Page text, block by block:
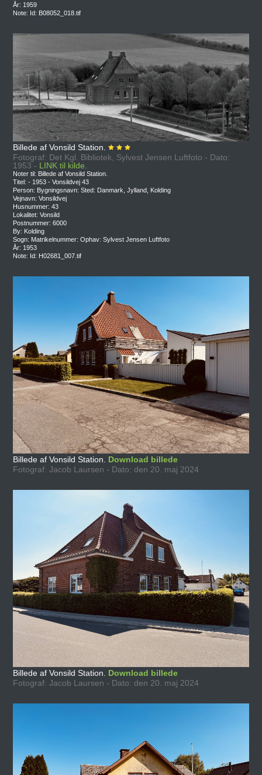
År: 1959
Note: Id: B08052_018.tif
Billede af Vonsild Station.
Fotograf: Det Kgl. Bibliotek, Sylvest Jensen Luftfoto - Dato:
1953 - LINK til kilde.
Noter til: Billede af Vonsild Station.
Titel: - 1953 - Vonsildvej 43
Person: Bygningsnavn: Sted: Danmark, Jylland, Kolding
Vejnavn: Vonsildvej
Husnummer: 43
Lokalitet: Vonsild
Postnummer: 6000
By: Kolding
Sogn: Matrikelnummer: Ophav: Sylvest Jensen Luftfoto
År: 1953
Note: Id: H02681_007.tif
Billede af Vonsild Station. Download billede
Fotograf: Jacob Laursen - Dato: den 20. maj 2024
Billede af Vonsild Station. Download billede
Fotograf: Jacob Laursen - Dato: den 20. maj 2024